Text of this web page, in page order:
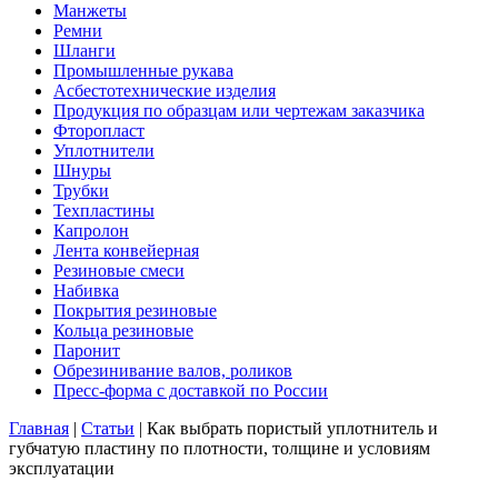
Манжеты
Ремни
Шланги
Промышленные рукава
Асбестотехнические изделия
Продукция по образцам или чертежам заказчика
Фторопласт
Уплотнители
Шнуры
Трубки
Техпластины
Капролон
Лента конвейерная
Резиновые смеси
Набивка
Покрытия резиновые
Кольца резиновые
Паронит
Обрезинивание валов, роликов
Пресс-форма с доставкой по России
Главная | Статьи | Как выбрать пористый уплотнитель и
губчатую пластину по плотности, толщине и условиям
эксплуатации